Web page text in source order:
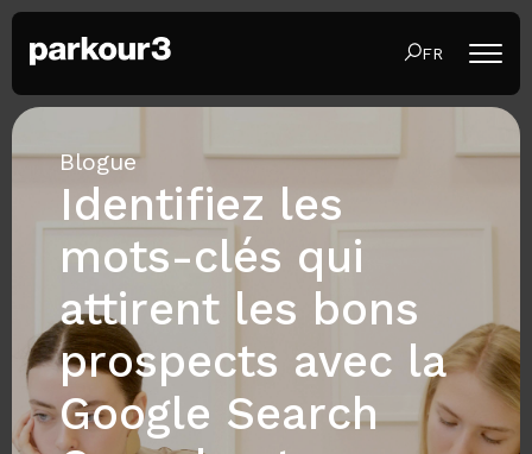
FR
Blogue
Identifiez les
mots-clés qui
attirent les bons
prospects avec la
Google Search